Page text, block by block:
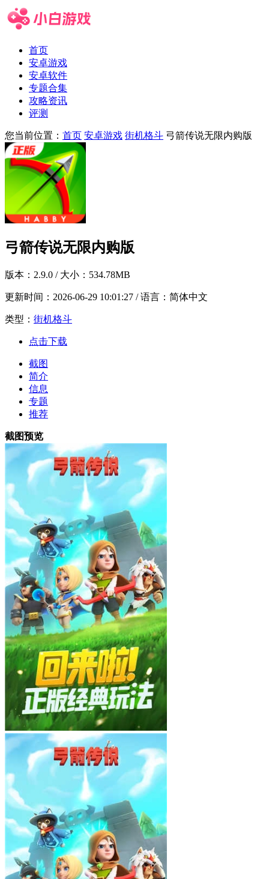
首页
安卓游戏
安卓软件
专题合集
攻略资讯
评测
您当前位置： 首页 安卓游戏 街机格斗 弓箭传说无限内购版
弓箭传说无限内购版
版本： 2.9.0 / 大小：534.78MB
更新时间： 2026-06-29 10:01:27 / 语言：简体中文
类型： 街机格斗
点击下载
截图
简介
信息
专题
推荐
截图预览